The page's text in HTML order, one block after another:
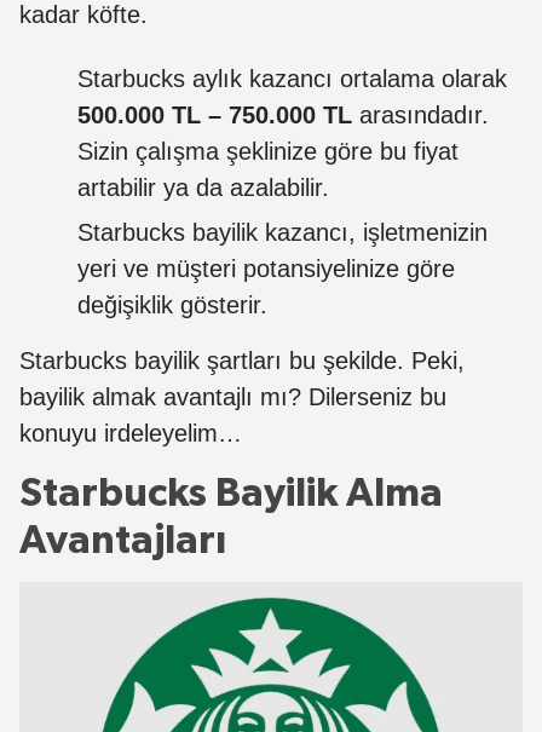
kadar köfte.
Starbucks aylık kazancı ortalama olarak
500.000 TL – 750.000 TL arasındadır.
Sizin çalışma şeklinize göre bu fiyat
artabilir ya da azalabilir.
Starbucks bayilik kazancı, işletmenizin
yeri ve müşteri potansiyelinize göre
değişiklik gösterir.
Starbucks bayilik şartları bu şekilde. Peki,
bayilik almak avantajlı mı? Dilerseniz bu
konuyu irdeleyelim…
Starbucks Bayilik Alma
Avantajları